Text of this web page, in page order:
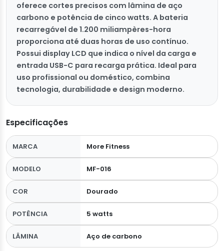
oferece cortes precisos com lâmina de aço
carbono e potência de cinco watts. A bateria
recarregável de 1.200 miliampères-hora
proporciona até duas horas de uso contínuo.
Possui display LCD que indica o nível da carga e
entrada USB-C para recarga prática. Ideal para
uso profissional ou doméstico, combina
tecnologia, durabilidade e design moderno.
Especificações
MARCA More Fitness
MODELO MF-016
COR Dourado
POTÊNCIA 5 watts
LÂMINA Aço de carbono